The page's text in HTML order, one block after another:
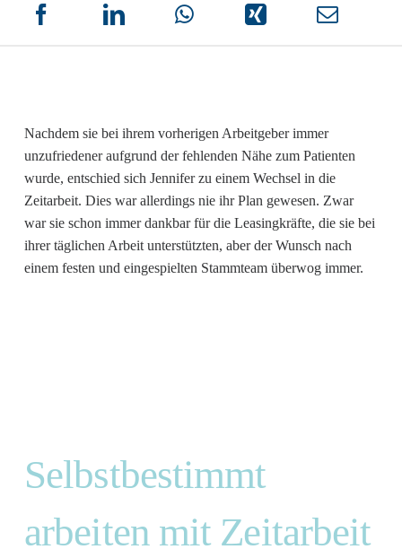
Nachdem sie bei ihrem vorherigen Arbeitgeber immer
unzufriedener aufgrund der fehlenden Nähe zum Patienten
wurde, entschied sich Jennifer zu einem Wechsel in die
Zeitarbeit. Dies war allerdings nie ihr Plan gewesen. Zwar
war sie schon immer dankbar für die Leasingkräfte, die sie bei
ihrer täglichen Arbeit unterstützten, aber der Wunsch nach
einem festen und eingespielten Stammteam überwog immer.
Selbstbestimmt
arbeiten mit Zeitarbeit